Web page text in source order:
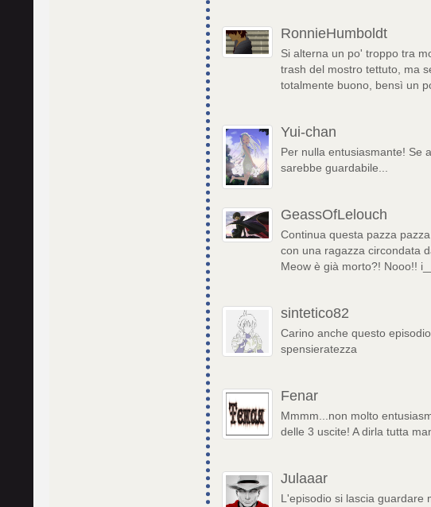
RonnieHumboldt
Si alterna un po' troppo tra
trash del mostro tettuto, ma
totalmente buono, bensì un
Yui-chan
Per nulla entusiasmante! Se
sarebbe guardabile...
GeassOfLelouch
Continua questa pazza
con una ragazza circondata
Meow è già morto?! Nooo!!
sintetico82
Carino anche questo
spensieratezza
Fenar
Mmmm...non molto
delle 3 uscite! A dirla tutta
Julaaar
L'episodio si lascia guardare